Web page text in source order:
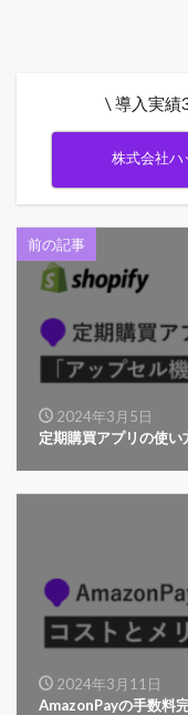
\ 導入実績
株式会社ハ
前の記事
2024年3月5日
定期購買アプリの使い
2024年3月11日
AmazonPayの手数料